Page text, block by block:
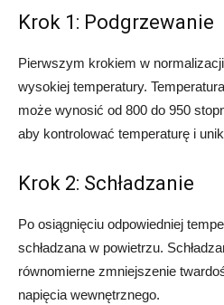
Krok 1: Podgrzewanie
Pierwszym krokiem w
wysokiej temperatury.
może wynosić od 800 do 950
aby kontrolować temperaturę i
Krok 2: Schładzanie
Po osiągnięciu odpowiedniej
schładzana w powietrzu.
równomierne zmniejszenie
napięcia wewnętrznego.